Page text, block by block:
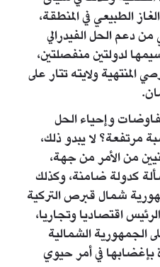
الطبيعي في المنطقة،
دعم الحل الفيدرالي
لدولتين منفصلتين،
المنتهية ولايته تتار على
وإحياء الحل
مرتفعة؟ لا يبدو ذلك،
من الأمر من جهة،
كدولة ضامنة، وكذلك
شمال قبرص التركية
اقتصاديا وتجاريا،
الجمهورية الشمالية
بإغضابها في أمر حيوي